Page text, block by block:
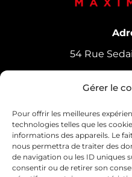
Gérer le
Pour offrir les meilleures
technologies telles que les
informations des appareils. Le
nous permettra de traiter des
de navigation ou les ID uniques
consentir ou de retirer son
54 Rue
Horaires d’ouverture
Lundi-Vendredi :
Samedi :